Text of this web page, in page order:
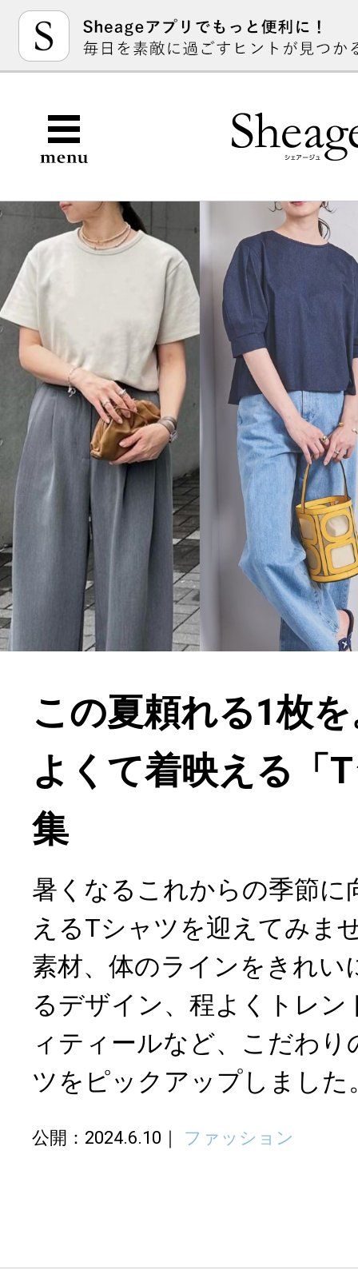
この夏頼れる1枚
よくて着映える「
集
暑くなるこれからの季節に
えるTシャツを迎えてみま
素材、体のラインをきれい
るデザイン、程よくトレン
ィティールなど、こだわ
ツをピックアップしました
公開：2024.6.10 ファッション